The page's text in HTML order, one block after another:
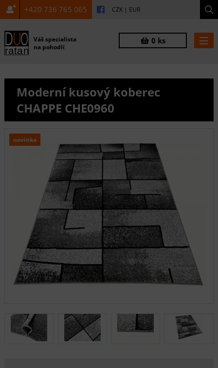
+420 736 765 065 CZK | EUR
Váš specialista
na pohodlí
0 ks
Moderní kusový koberec
CHAPPE CHE0960
novinka